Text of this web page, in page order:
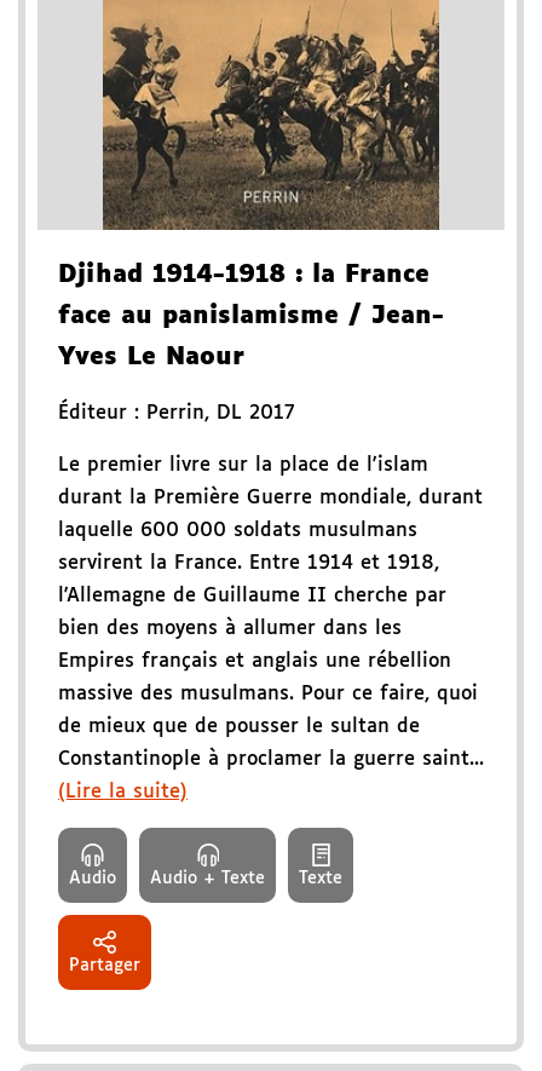
Djihad 1914-1918 : la France
face au panislamisme / Jean-
Yves Le Naour
Éditeur : Perrin, DL 2017
Le premier livre sur la place de l'islam
durant la Première Guerre mondiale, durant
laquelle 600 000 soldats musulmans
servirent la France. Entre 1914 et 1918,
l'Allemagne de Guillaume II cherche par
bien des moyens à allumer dans les
Empires français et anglais une rébellion
massive des musulmans. Pour ce faire, quoi
de mieux que de pousser le sultan de
Constantinople à proclamer la guerre saint...
(Lire la suite)
Audio Audio + Texte Texte
Partager